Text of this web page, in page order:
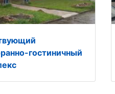
гостиничный